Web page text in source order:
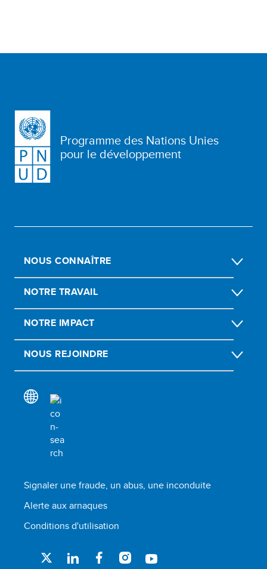
Programme des Nations Unies
pour le développement
NOUS CONNAÎTRE
NOTRE TRAVAIL
NOTRE IMPACT
NOUS REJOINDRE
Signaler une fraude, un abus, une inconduite
Alerte aux arnaques
Conditions d'utilisation